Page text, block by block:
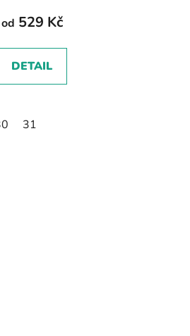
od 529 Kč
DETAIL
31